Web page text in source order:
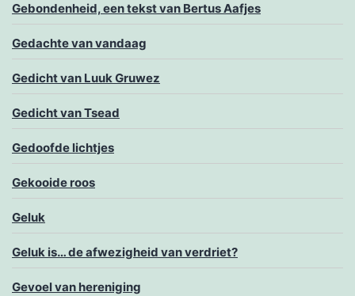
Gebondenheid, een tekst van Bertus Aafjes
Gedachte van vandaag
Gedicht van Luuk Gruwez
Gedicht van Tsead
Gedoofde lichtjes
Gekooide roos
Geluk
Geluk is… de afwezigheid van verdriet?
Gevoel van hereniging